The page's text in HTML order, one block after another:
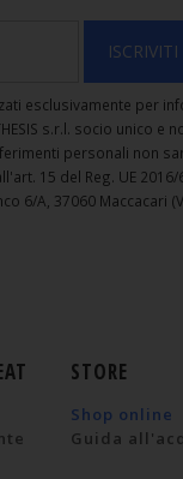
ISCRIVITI
esclusivamente per
s.r.l. socio unico e
personali non
15 del Reg. UE
6/A, 37060 Maccacari
STORE
Shop online
Guida